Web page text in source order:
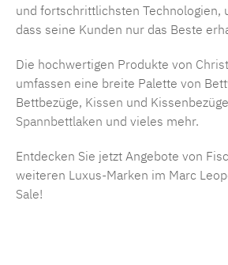
und fortschrittlichsten Technologien,
dass seine Kunden nur das Beste
Die hochwertigen Produkte von
umfassen eine breite Palette von
Bettbezüge, Kissen und
Spannbettlaken und vieles mehr.
Entdecken Sie jetzt Angebote von
weiteren Luxus-Marken im Marc
Sale!